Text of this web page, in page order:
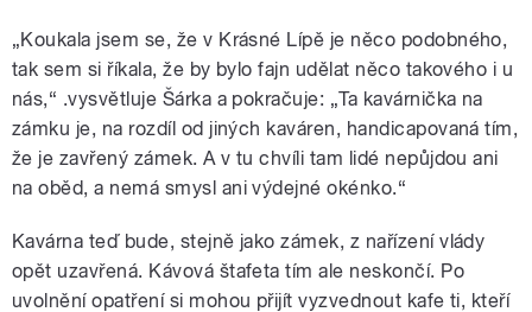
„Koukala jsem se, že v Krásné Lípě je něco podobného,
tak sem si říkala, že by bylo fajn udělat něco takového i u
nás,“ .vysvětluje Šárka a pokračuje: „Ta kavárnička na
zámku je, na rozdíl od jiných kaváren, handicapovaná tím,
že je zavřený zámek. A v tu chvíli tam lidé nepůjdou ani
na oběd, a nemá smysl ani výdejné okénko.“
Kavárna teď bude, stejně jako zámek, z nařízení vlády
opět uzavřená. Kávová štafeta tím ale neskončí. Po
uvolnění opatření si mohou přijít vyzvednout kafe ti, kteří